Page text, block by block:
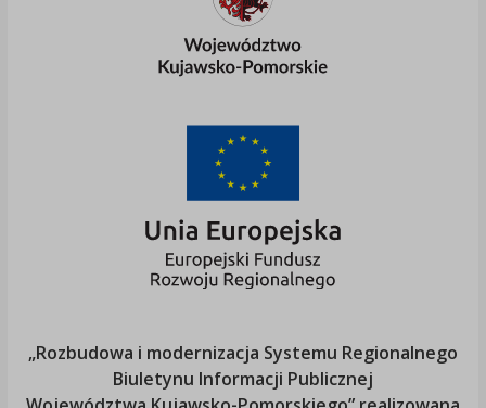
„Rozbudowa i modernizacja Systemu Regionalnego
Biuletynu Informacji Publicznej